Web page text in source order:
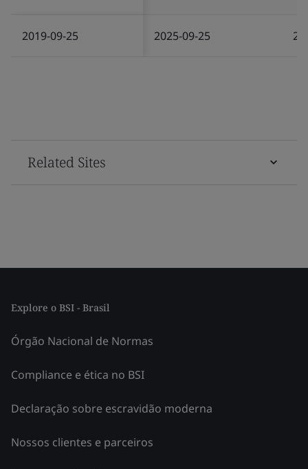
2019-09-25 2025-09-25
Related Sites
Explore o BSI - Brasil
Órgão Nacional de Normas
Compliance e ética no BSI
Declaração sobre escravidão moderna
Nossos clientes e parceiros